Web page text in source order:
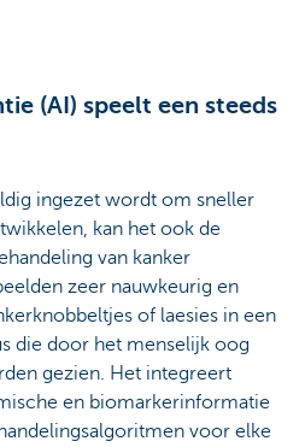
(AI) speelt een steeds
ingezet wordt om sneller
kan het ook de
van kanker
zeer nauwkeurig en
of laesies in een
die door het menselijk oog
gezien. Het integreert
en biomarkerinformatie
voor elke